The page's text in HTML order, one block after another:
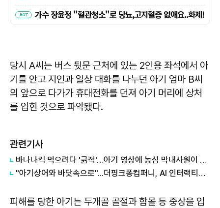
당시 A씨는 버스 뒷문 근처에 있는 2인용 좌석에서 아
기를 안고 지인과 일상 대화를 나누던 아기 엄마 B씨
의 앞으로 다가가 휴대전화를 던져 아기 머리에 상처
를 입힌 것으로 파악됐다.
관련기사
바나나킥 먹으려다 '긁적'…아기 영상에 농심 막내사원이 한 일
"아기상어와 바닷속으로"...더핑크퐁컴퍼니, AI 인터랙티브 전시 개막
피해를 당한 아기는 두개골 골절과 함몰 등 중상을 입